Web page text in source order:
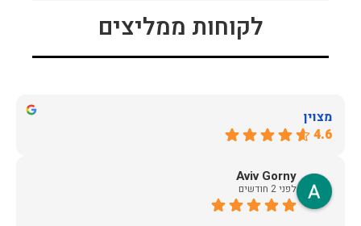
לקוחות ממליצים
מצוין
4.6
Aviv Gorny
לפני 2 חודשים